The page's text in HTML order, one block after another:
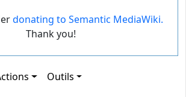
donating to Semantic MediaWiki.
Thank you!
Outils